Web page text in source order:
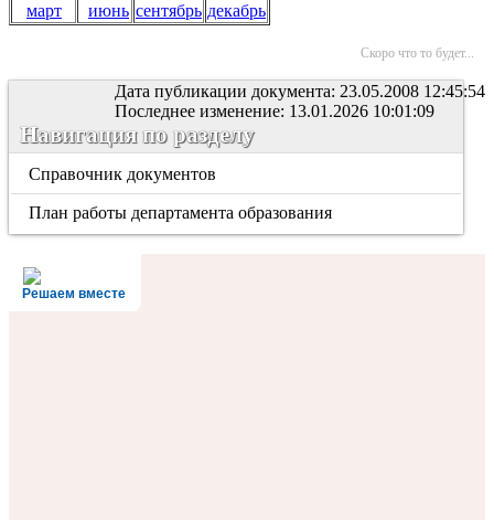
март
июнь сентябрь декабрь
Скоро что то будет...
Дата публикации документа: 23.05.2008 12:45:54
Последнее изменение: 13.01.2026 10:01:09
Навигация по разделу
Справочник документов
План работы департамента образования
Решаем вместе